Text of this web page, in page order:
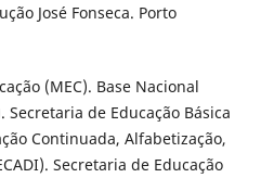
José Fonseca. Porto
(MEC). Base Nacional
Secretaria de Educação Básica
Continuada, Alfabetização,
Secretaria de Educação